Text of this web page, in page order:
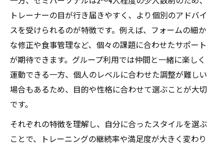
トレーナーの目が行き届きやすく、より個別のアドバイ
スを受けられるのが特徴です。例えば、フォームの細か
な修正や食事管理など、個々の課題に合わせたサポート
が期待できます。グループ利用では仲間と一緒に楽しく
運動できる一方、個人のレベルに合わせた調整が難しい
場合もあるため、目的や性格に合わせて選ぶことが大切
です。
それぞれの特徴を理解し、自分に合ったスタイルを選ぶ
ことで、トレーニングの継続率や満足度が大きく変わり